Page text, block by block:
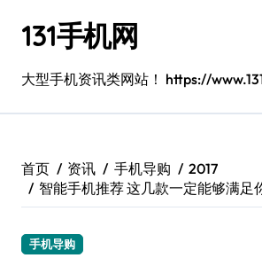
131手机网
大型手机资讯类网站！ https://
首页 资讯 手机导购
2017
智能手机推荐 这几款一定能够满足
手机导购